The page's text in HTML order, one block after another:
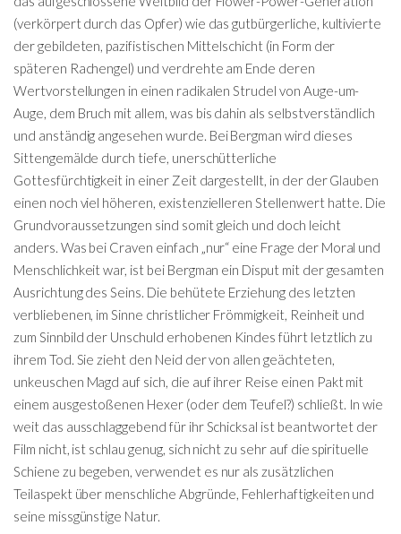
(verkörpert durch das Opfer) wie das gutbürgerliche, kultivierte
der gebildeten, pazifistischen Mittelschicht (in Form der
späteren Rachengel) und verdrehte am Ende deren
Wertvorstellungen in einen radikalen Strudel von Auge-um-
Auge, dem Bruch mit allem, was bis dahin als selbstverständlich
und anständig angesehen wurde. Bei Bergman wird dieses
Sittengemälde durch tiefe, unerschütterliche
Gottesfürchtigkeit in einer Zeit dargestellt, in der der Glauben
einen noch viel höheren, existenzielleren Stellenwert hatte. Die
Grundvoraussetzungen sind somit gleich und doch leicht
anders. Was bei Craven einfach „nur“ eine Frage der Moral und
Menschlichkeit war, ist bei Bergman ein Disput mit der gesamten
Ausrichtung des Seins. Die behütete Erziehung des letzten
verbliebenen, im Sinne christlicher Frömmigkeit, Reinheit und
zum Sinnbild der Unschuld erhobenen Kindes führt letztlich zu
ihrem Tod. Sie zieht den Neid der von allen geächteten,
unkeuschen Magd auf sich, die auf ihrer Reise einen Pakt mit
einem ausgestoßenen Hexer (oder dem Teufel?) schließt. In wie
weit das ausschlaggebend für ihr Schicksal ist beantwortet der
Film nicht, ist schlau genug, sich nicht zu sehr auf die spirituelle
Schiene zu begeben, verwendet es nur als zusätzlichen
Teilaspekt über menschliche Abgründe, Fehlerhaftigkeiten und
seine missgünstige Natur.